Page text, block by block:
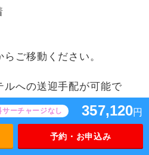
サーチャージなし 357,120円
予約・お申込み
ご移動ください。
への送迎手配が可能で
語を話しません。
ターは含まれておりませ